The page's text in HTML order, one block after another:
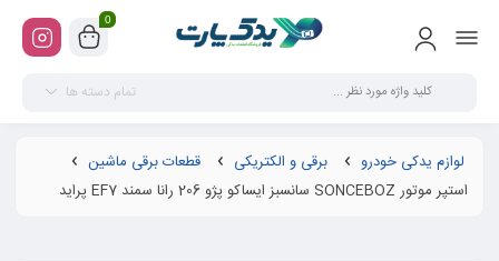
0
تمام دسته ها
لوازم یدکی خودرو برقی و الکتریکی
قطعات برقی ماشین
استپر موتور SONCEBOZ سانسبز ایساکو پژو 206 رانا سمند EF7 پراید